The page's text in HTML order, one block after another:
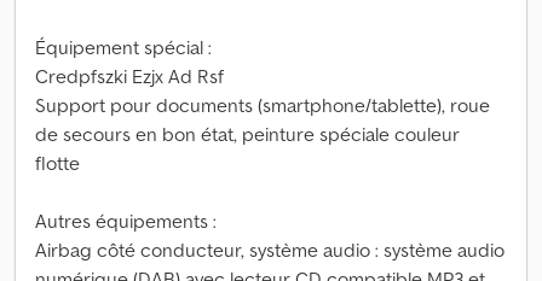
Équipement spécial :
Credpfszki Ezjx Ad Rsf
Support pour documents (smartphone/tablette), roue
de secours en bon état, peinture spéciale couleur
flotte
Autres équipements :
Airbag côté conducteur, système audio : système audio